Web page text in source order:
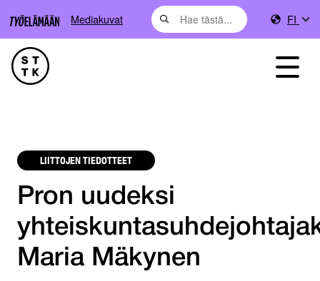
Mediakuvat FI
LIITTOJEN TIEDOTTEET
Pron uudeksi
Maria Mäkynen